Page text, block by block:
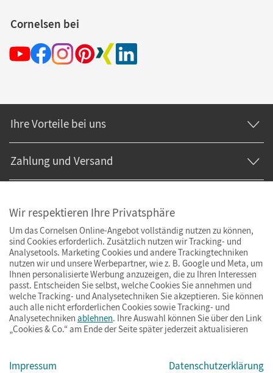
Cornelsen bei
Ihre Vorteile bei uns
Zahlung und Versand
© Cornelsen Verlag 2026
ImpressumAGBDatenschutzBarrierefreiheitCookies & Co.
Wir respektieren Ihre Privatsphäre
Um das Cornelsen Online-Angebot vollständig nutzen zu können,
sind Cookies erforderlich. Zusätzlich nutzen wir Tracking- und
Analysetools. Marketing Cookies und andere Trackingtechniken
nutzen wir und unsere Werbepartner, wie z. B. Google und Meta, um
Ihnen personalisierte Werbung anzuzeigen, die zu Ihren Interessen
passt. Entscheiden Sie selbst, welche Cookies Sie annehmen und
welche Tracking- und Analysetechniken Sie akzeptieren. Sie können
auch alle nicht erforderlichen Cookies sowie Tracking- und
Analysetechniken ablehnen. Ihre Auswahl können Sie über den Link
„Cookies & Co.“ am Ende der Seite später jederzeit aktualisieren
Impressum Datenschutzerklärung